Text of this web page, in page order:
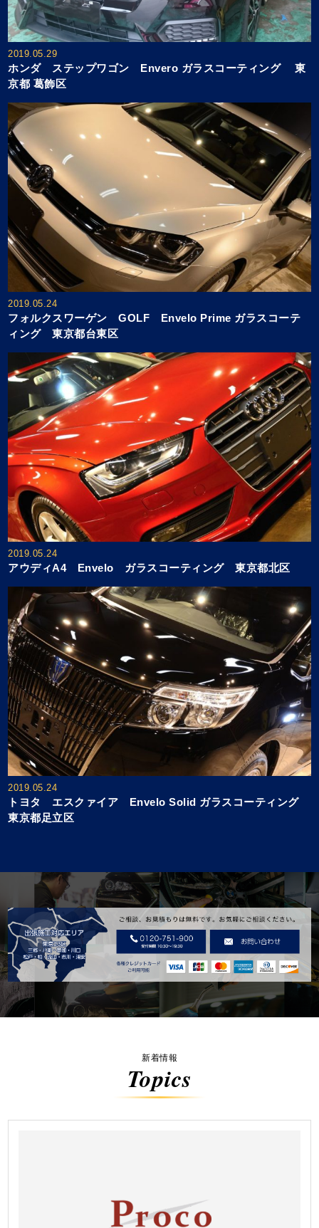
2019.05.29
ホンダ ステップワゴン Envero ガラスコーティング 東
京都 葛飾区
2019.05.24
フォルクスワーゲン GOLF Envelo Prime ガラスコーテ
ィング 東京都台東区
2019.05.24
アウディA4 Envelo ガラスコーティング 東京都北区
2019.05.24
トヨタ エスクァイア Envelo Solid ガラスコーティング
東京都足立区
新着情報
Topics